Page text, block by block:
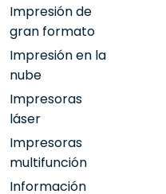
Impresión de
gran formato
Impresión en la
nube
Impresoras
láser
Impresoras
multifunción
Información